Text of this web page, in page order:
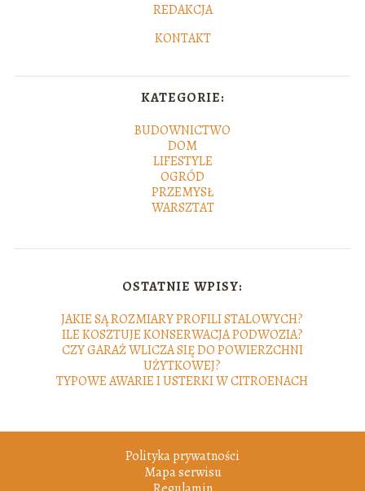
REDAKCJA
KONTAKT
KATEGORIE:
BUDOWNICTWO
DOM
LIFESTYLE
OGRÓD
PRZEMYSŁ
WARSZTAT
OSTATNIE WPISY:
JAKIE SĄ ROZMIARY PROFILI STALOWYCH?
ILE KOSZTUJE KONSERWACJA PODWOZIA?
CZY GARAŻ WLICZA SIĘ DO POWIERZCHNI
UŻYTKOWEJ?
TYPOWE AWARIE I USTERKI W CITROENACH
Polityka prywatności
Mapa serwisu